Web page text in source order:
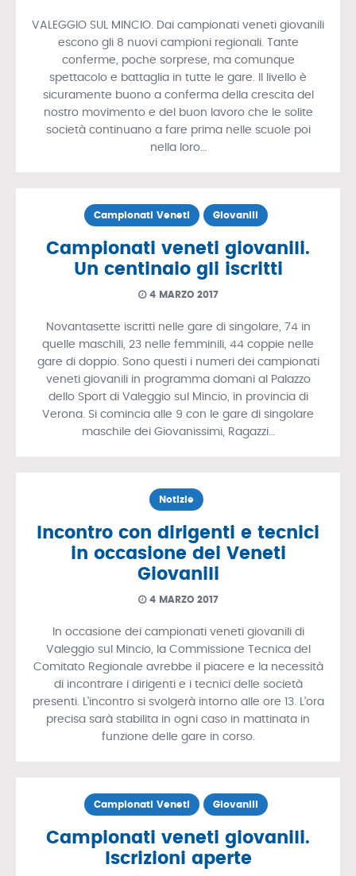
VALEGGIO SUL MINCIO. Dai campionati veneti giovanili
escono gli 8 nuovi campioni regionali. Tante
conferme, poche sorprese, ma comunque
spettacolo e battaglia in tutte le gare. Il livello è
sicuramente buono a conferma della crescita del
nostro movimento e del buon lavoro che le solite
società continuano a fare prima nelle scuole poi
nella loro…
Campionati Veneti Giovanili
Campionati veneti giovanili.
Un centinaio gli iscritti
4 MARZO 2017
Novantasette iscritti nelle gare di singolare, 74 in
quelle maschili, 23 nelle femminili, 44 coppie nelle
gare di doppio. Sono questi i numeri dei campionati
veneti giovanili in programma domani al Palazzo
dello Sport di Valeggio sul Mincio, in provincia di
Verona. Si comincia alle 9 con le gare di singolare
maschile dei Giovanissimi, Ragazzi…
Notizie
Incontro con dirigenti e tecnici
in occasione dei Veneti
Giovanili
4 MARZO 2017
In occasione dei campionati veneti giovanili di
Valeggio sul Mincio, la Commissione Tecnica del
Comitato Regionale avrebbe il piacere e la necessità
di incontrare i dirigenti e i tecnici delle società
presenti. L’incontro si svolgerà intorno alle ore 13. L’ora
precisa sarà stabilita in ogni caso in mattinata in
funzione delle gare in corso.
Campionati Veneti Giovanili
Campionati veneti giovanili.
Iscrizioni aperte